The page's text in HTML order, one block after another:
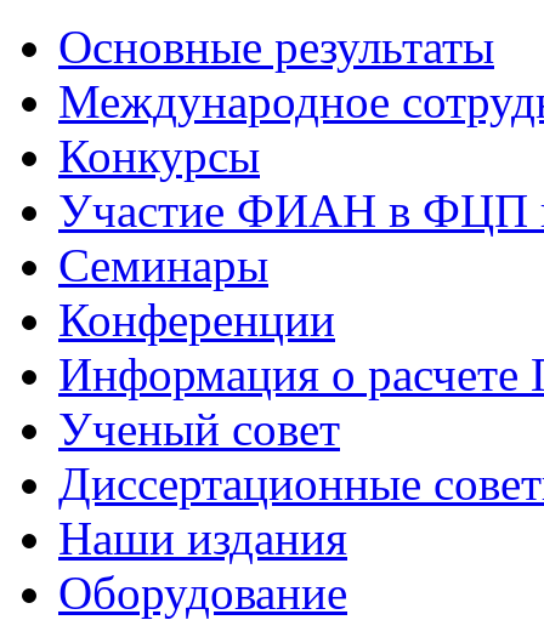
Основные результаты
Международное
Конкурсы
Участие ФИАН в ФЦП
Семинары
Конференции
Информация о
Ученый совет
Диссертационные
Наши издания
Оборудование